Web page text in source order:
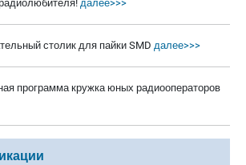
далее>>>
столик для пайки SMD далее>>>
программа кружка юных радиооператоров